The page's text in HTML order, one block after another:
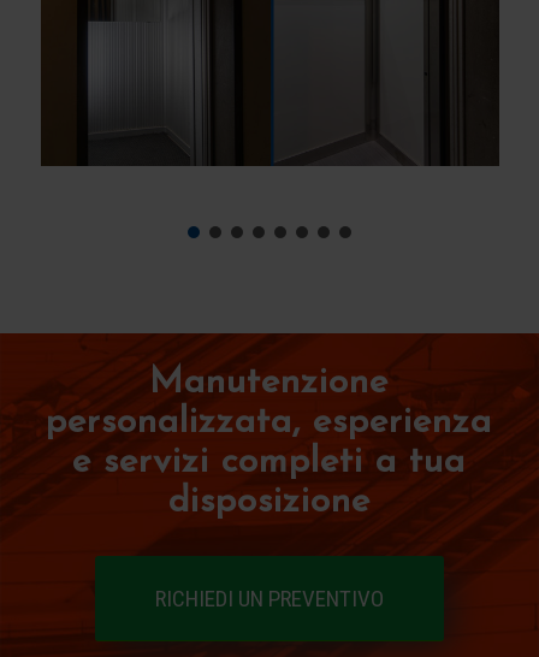
Manutenzione
personalizzata, esperienza
e servizi completi a tua
disposizione
RICHIEDI UN PREVENTIVO